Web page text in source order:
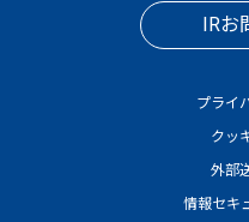
IRお
プライ
クッ
外部
情報セキ